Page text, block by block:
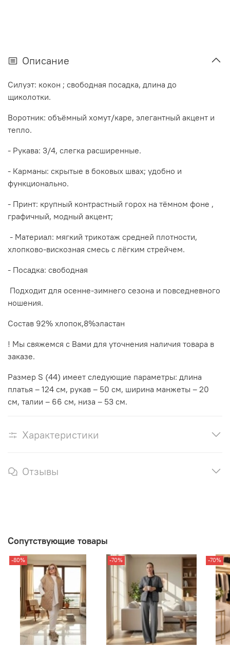
Описание
Силуэт: кокон ; свободная посадка, длина до
щиколотки.
Воротник: объёмный хомут/каре, элегантный акцент и
тепло.
- Рукава: 3/4, слегка расширенные.
- Карманы: скрытые в боковых швах; удобно и
функционально.
- Принт: крупный контрастный горох на тёмном фоне ,
графичный, модный акцент;
- Материал: мягкий трикотаж средней плотности,
хлопково‑вискозная смесь с лёгким стрейчем.
- Посадка: свободная
Подходит для осенне-зимнего сезона и повседневного
ношения.
Состав 92% хлопок,8%эластан
! Мы свяжемся с Вами для уточнения наличия товара в
заказе.
Размер S (44) имеет следующие параметры: длина
платья – 124 см, рукав – 50 см, ширина манжеты – 20
см, талии – 66 см, низа – 53 см.
Характеристики
Отзывы
Сопутствующие товары
-80% -70% -70%